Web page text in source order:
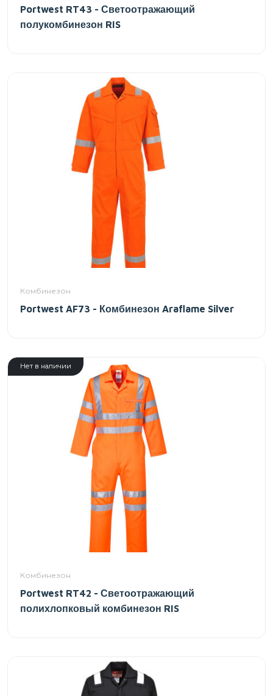
Portwest RT43 - Светоотражающий
полукомбинезон RIS
Комбинезон
Portwest AF73 - Комбинезон Araflame Silver
Нет в наличии
Комбинезон
Portwest RT42 - Светоотражающий
полихлопковый комбинезон RIS